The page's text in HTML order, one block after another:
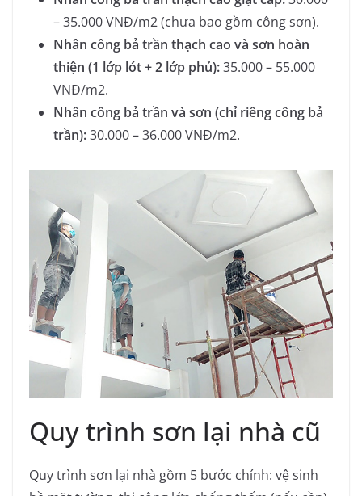
– 35.000 VNĐ/m2 (chưa bao gồm công sơn).
Nhân công bả trần thạch cao và sơn hoàn
thiện (1 lớp lót + 2 lớp phủ):35.000 – 55.000
VNĐ/m2.
Nhân công bả trần và sơn (chỉ riêng công bả
trần):30.000 – 36.000 VNĐ/m2.
Quy trình sơn lại nhà cũ
Quy trình sơn lại nhà gồm 5 bước chính: vệ sinh